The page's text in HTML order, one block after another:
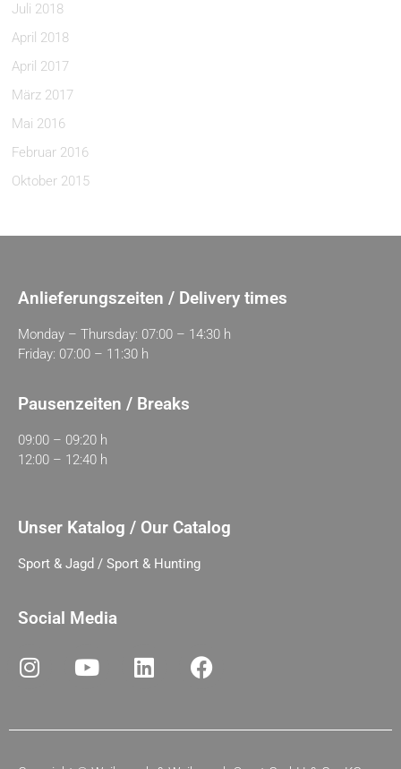
Juli 2018
April 2018
April 2017
März 2017
Mai 2016
Februar 2016
Oktober 2015
Anlieferungszeiten / Delivery times
Monday – Thursday: 07:00 – 14:30 h
Friday: 07:00 – 11:30 h
Pausenzeiten / Breaks
09:00 – 09:20 h
12:00 – 12:40 h
Unser Katalog / Our Catalog
Sport & Jagd / Sport & Hunting
Social Media